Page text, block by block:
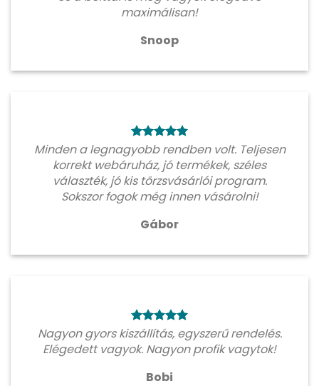
maximálisan!
Snoop
Minden a legnagyobb rendben volt. Teljesen
korrekt webáruház, jó termékek, széles
választék, jó kis törzsvásárlói program.
Sokszor fogok még innen vásárolni!
Gábor
Nagyon gyors kiszállítás, egyszerű rendelés.
Elégedett vagyok. Nagyon profik vagytok!
Bobi